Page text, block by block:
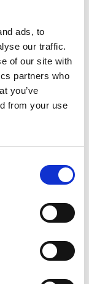
ads, to
our traffic.
of our site with
partners who
you’ve
from your use